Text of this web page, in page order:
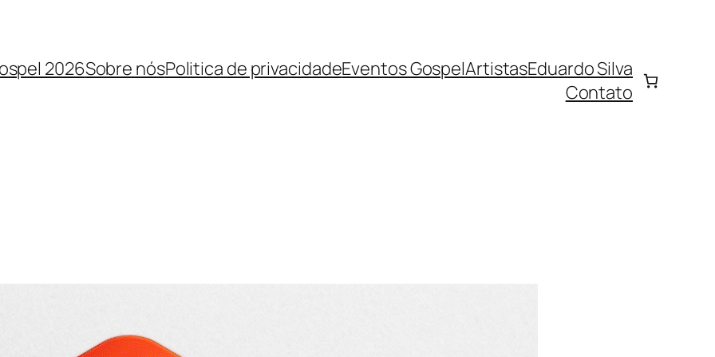
2026Sobre nósPolitica de privacidadeEventos GospelArtistasEduardo Silva
Contato